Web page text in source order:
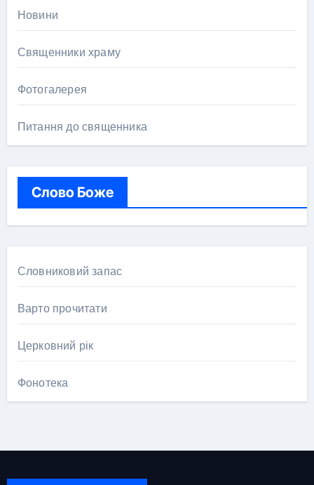
Новини
Священники храму
Фотогалерея
Питання до священника
Слово Боже
Словниковий запас
Варто прочитати
Церковний рік
Фонотека